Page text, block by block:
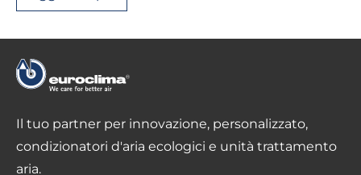
Il tuo partner per innovazione, personalizzato,
condizionatori d'aria ecologici e unità trattamento
aria.